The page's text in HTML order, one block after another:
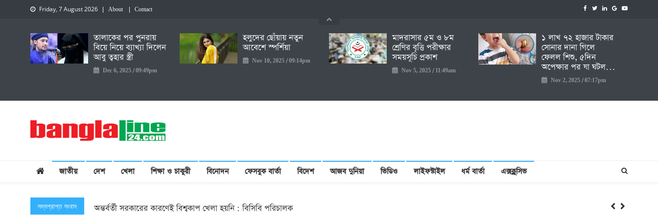
Friday, 7 August 2026 About Contact
তালাকের পর পুনরায়
বিয়ে নিয়ে ব্যাখ্যা দিলেন
আবু ত্বহার স্ত্রী
Dec 6, 2025 / 09:49pm
হলুদের ছোঁয়ায় নতুন
আবেশে স্পর্শিয়া
Nov 10, 2025 / 09:14pm
মাদরাসার ৫ম ও ৮ম
শ্রেণির বৃত্তি পরীক্ষার
সময়সূচি প্রকাশ
Nov 5, 2025 / 11:49am
১ লাখ ৭২ হাজার টাকার
সোনার দানা গিলে
ফেলল শিশু, ৫দিন
অপেক্ষার পর যা ঘটল…
Nov 2, 2025 / 07:17pm
জাতীয় দেশ খেলা শিক্ষা ও চাকুরী বিনোদন ফেসবুক বার্তা বিদেশ আজব দুনিয়া ভিডিও লাইফস্টাইল ধর্ম বার্তা এক্সক্লুসিভ
সদ্যপ্রাপ্ত সংবাদ
অন্তর্বর্তী সরকারের কারণেই বিশ্বকাপ খেলা হয়নি : বিসিবি পরিচালক